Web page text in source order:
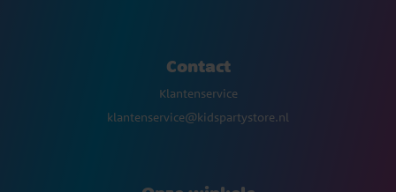
Contact
Klantenservice
klantenservice@kidspartystore.nl